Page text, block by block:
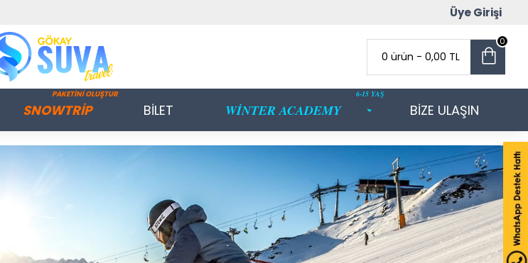
Üye Girişi
0 ürün - 0,00 TL
0
SNOWTRİP
PAKETİNİ OLUŞTUR
BİLET WİNTER ACADEMY
6-15 YAŞ
BİZE ULAŞIN